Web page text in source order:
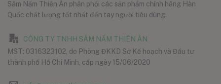
Sâm Nấm Thiên Ân phân phối các sản phẩm chính hãng Hàn
Quốc chất lượng tốt nhất đến tay người tiêu dùng.
CÔNG TY TNHH SÂM NẤM THIÊN ÂN
MST: 0316323102, do Phòng ĐKKD Sở Kế hoạch và Đầu tư
thành phố Hồ Chí Minh, cấp ngày 15/06/2020